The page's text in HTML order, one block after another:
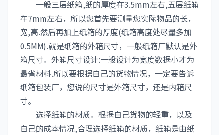
一般三层纸箱,纸的厚度在3.5mm左右,五层纸箱
在7mm左右，所以您首先要测量您实际物品的长，
宽,高.然后再加上纸箱的厚度(纸箱高度处尽量多加
0.5MM).就是纸箱的外箱尺寸，一般纸箱厂默认是外
箱尺寸。外箱尺寸设计:一般设计为宽度数据小才为
最省材料.所以要根据自己的货物情况，一定要告诉
纸箱包装厂，您说的尺寸是外箱尺寸，还是内箱尺
寸。
选择纸箱的材质。根据自己货物的轻重，以及
自己的成本情况,合理选择纸箱的材质，纸箱是由纸